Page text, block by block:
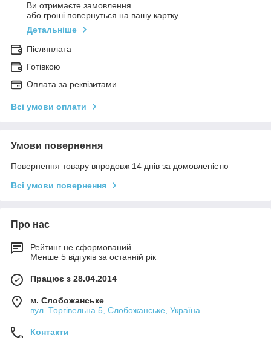
Ви отримаєте замовлення
або гроші повернуться на вашу картку
Детальніше
Післяплата
Готівкою
Оплата за реквізитами
Всі умови оплати
Умови повернення
Повернення товару впродовж 14 днів за домовленістю
Всі умови повернення
Про нас
Рейтинг не сформований
Менше 5 відгуків за останній рік
Працює з 28.04.2014
м. Слобожанське
вул. Торгівельна 5, Слобожанське, Україна
Контакти